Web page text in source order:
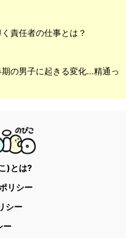
責任者の仕事とは？
の男子に起きる変化…精通っ
)とは?
リシー
シー
ー